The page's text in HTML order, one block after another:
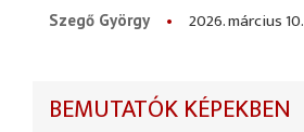
Szegő György
2026. március 10.
BEMUTATÓK KÉPEKBEN